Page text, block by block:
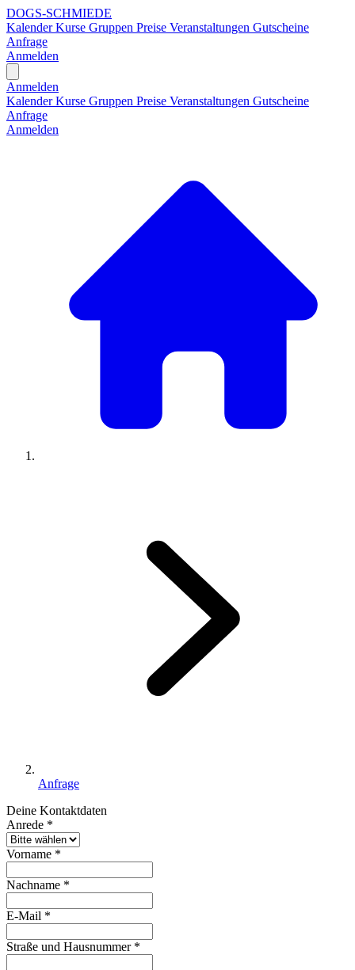
DOGS-SCHMIEDE
KalenderKurse Gruppen Preise Veranstaltungen Gutscheine
Anfrage
Anmelden
Anmelden
KalenderKurse Gruppen Preise Veranstaltungen Gutscheine
Anfrage
Anmelden
Anfrage
Deine Kontaktdaten
Anrede *
Vorname *
Nachname *
E-Mail *
Straße und Hausnummer *